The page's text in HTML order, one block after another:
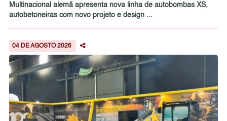
Multinacional alemã apresenta nova linha de autobombas XS,
autobetoneiras com novo projeto e design ...
04 DE AGOSTO 2026